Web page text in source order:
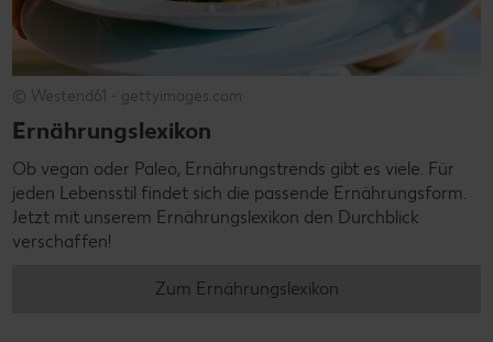
© Westend61 - gettyimages.com
Ernährungslexikon
Ob vegan oder Paleo, Ernährungstrends gibt es viele. Für
jeden Lebensstil findet sich die passende Ernährungsform.
Jetzt mit unserem Ernährungslexikon den Durchblick
verschaffen!
Zum Ernährungslexikon